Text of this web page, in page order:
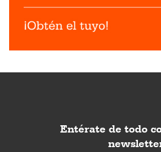
Entérate de todo